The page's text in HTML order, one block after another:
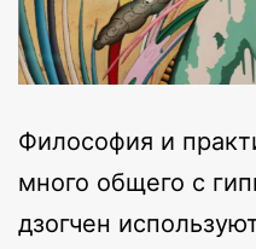
Философия и
много общего с
дзогчен